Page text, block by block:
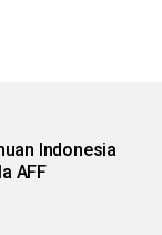
Indonesia
AFF